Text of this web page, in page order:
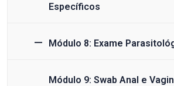
Específicos
Módulo 8: Exame
Módulo 9: Swab Anal e